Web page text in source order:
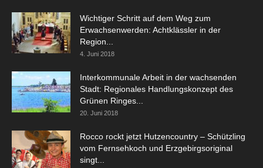
Wichtiger Schritt auf dem Weg zum
Erwachsenwerden: Achtklässler in der
Region...
4. Juni 2018
Interkommunale Arbeit in der wachsenden
Stadt: Regionales Handlungskonzept des
Grünen Ringes...
20. Juni 2018
Rocco rockt jetzt Hutzencountry – Schützling
vom Fernsehkoch und Erzgebirgsoriginal
singt...